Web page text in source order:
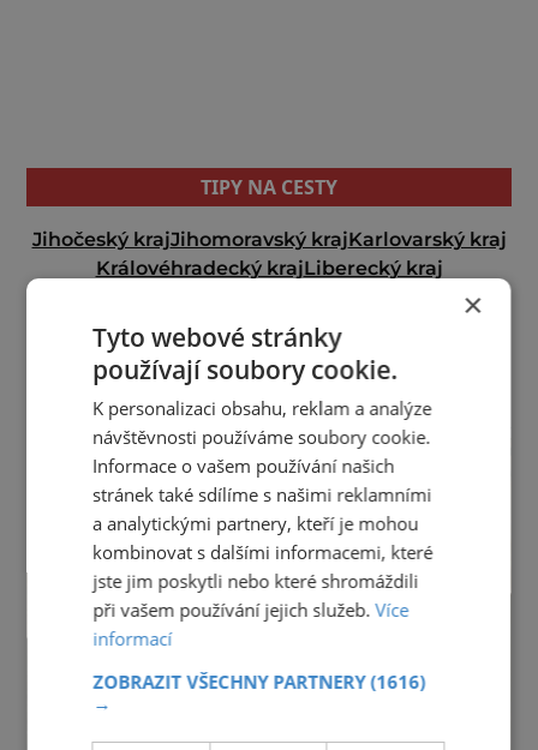
TIPY NA CESTY
Jihočeský krajJihomoravský krajKarlovarský kraj
Královéhradecký krajLiberecký kraj
Pardubický kraj
Plzeňský kraj
Středočeský kraj
Ústecký kraj Vysočina
Zlínský kraj
reklama
×
Tyto webové stránky
používají soubory cookie.
K personalizaci obsahu, reklam a analýze
návštěvnosti používáme soubory cookie.
Informace o vašem používání našich
stránek také sdílíme s našimi reklamními
a analytickými partnery, kteří je mohou
kombinovat s dalšími informacemi, které
jste jim poskytli nebo které shromáždili
při vašem používání jejich služeb.Více
informací
ZOBRAZIT VŠECHNY PARTNERY(1616)
→